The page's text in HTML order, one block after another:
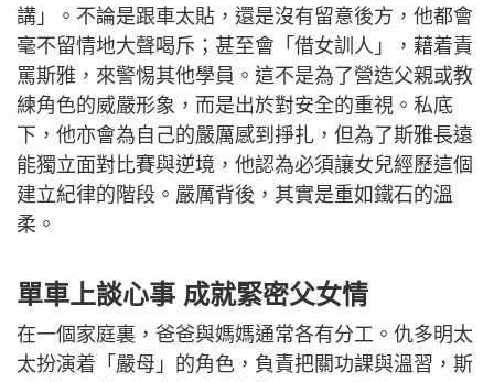
講」。不論是跟車太貼，還是沒有留意後方，他都會
毫不留情地大聲喝斥；甚至會「借女訓人」，藉着責
罵斯雅，來警惕其他學員。這不是為了營造父親或教
練角色的威嚴形象，而是出於對安全的重視。私底
下，他亦會為自己的嚴厲感到掙扎，但為了斯雅長遠
能獨立面對比賽與逆境，他認為必須讓女兒經歷這個
建立紀律的階段。嚴厲背後，其實是重如鐵石的溫
柔。
單車上談心事 成就緊密父女情
在一個家庭裏，爸爸與媽媽通常各有分工。仇多明太
太扮演着「嚴母」的角色，負責把關功課與溫習，斯